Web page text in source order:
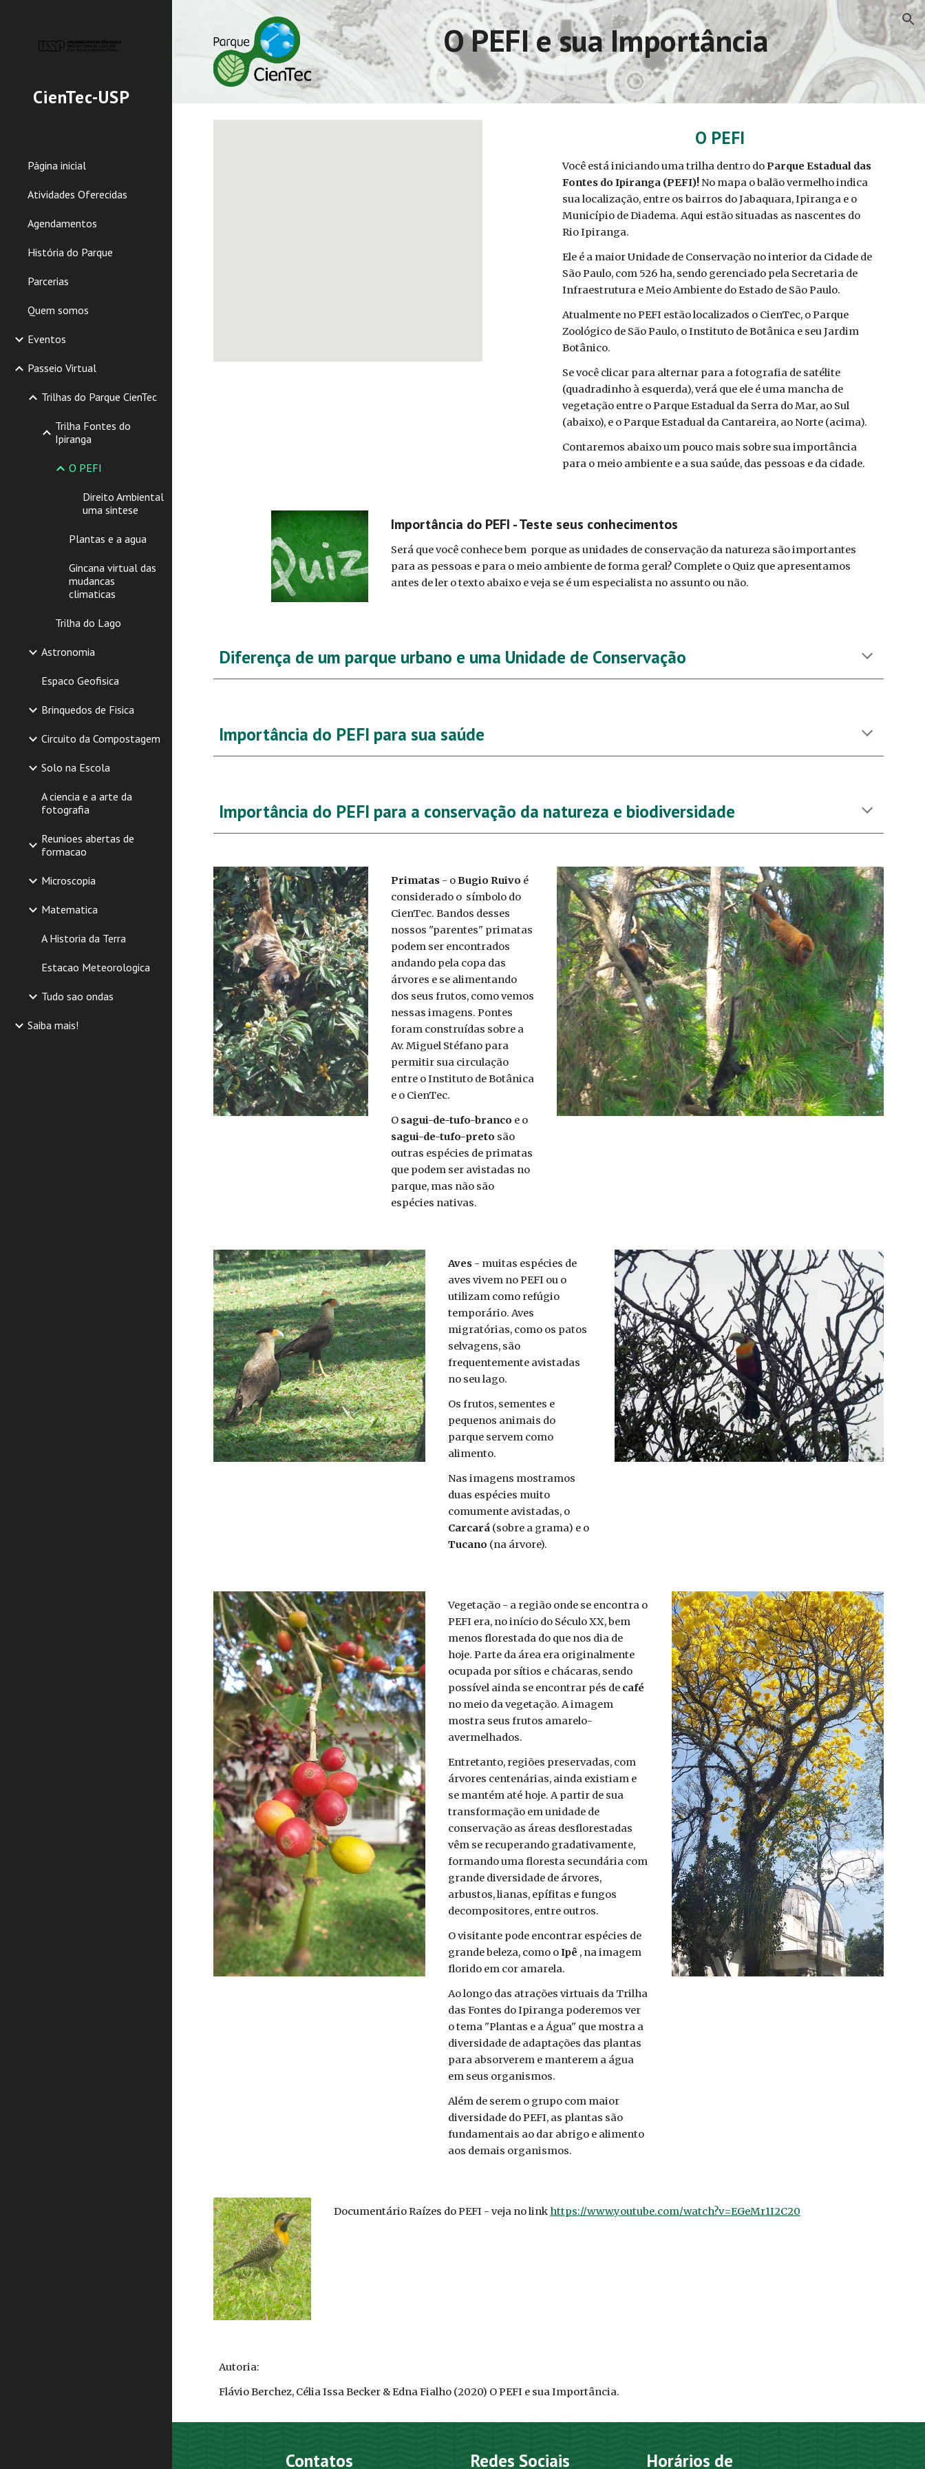
Skip to main content Skip to navigation
CienTec-USP
Página inicial
Atividades Oferecidas
Agendamentos
História do Parque
Parcerias
Quem somos
Eventos
Passeio Virtual
Trilhas do Parque CienTec
Trilha Fontes do
Ipiranga
O PEFI
Direito Ambiental
uma sintese
Plantas e a agua
Gincana virtual das
mudancas
climaticas
Trilha do Lago
Astronomia
Espaco Geofisica
Brinquedos de Fisica
Circuito da Compostagem
Solo na Escola
A ciencia e a arte da
fotografia
Reunioes abertas de
formacao
Microscopia
Matematica
A Historia da Terra
Estacao Meteorologica
Tudo sao ondas
Saiba mais!
O PEFI e sua Importância
O PEFI
Você está iniciando uma trilha dentro doParque Estadual das
Fontes do Ipiranga (PEFI)!No mapa o balão vermelho indica
sua localização, entre os bairros do Jabaquara, Ipiranga e o
Município de Diadema. Aqui estão situadas as nascentes do
Rio Ipiranga.
Ele é a maior Unidade de Conservação no interior da Cidade de
São Paulo, com 526 ha, sendo gerenciado pela Secretaria de
Infraestrutura e Meio Ambiente do Estado de São Paulo.
Atualmente no PEFI estão localizados o CienTec, o Parque
Zoológico de São Paulo, o Instituto de Botânica e seu Jardim
Botânico.
Se você clicar para alternar para a fotografia de satélite
(quadradinho à esquerda), verá que ele é uma mancha de
vegetação entre o Parque Estadual da Serra do Mar, ao Sul
(abaixo), e o Parque Estadual da Cantareira, ao Norte (acima).
Contaremos abaixo um pouco mais sobre sua importância
para o meio ambiente e a sua saúde, das pessoas e da cidade.
Importância do PEFI - Teste seus conhecimentos
Será que você conhece bem porque as unidades de conservação da natureza são importantes
para as pessoas e para o meio ambiente de forma geral? Complete o Quiz que apresentamos
antes de ler o texto abaixo e veja se é um especialista no assunto ou não.
Diferença de um parque urbano e uma Unidade de Conservação
Importância do PEFI para sua saúde
Importância do PEFI para a conservação da natureza e biodiversidade
Primatas- oBugio Ruivo é
considerado o símbolo do
CienTec. Bandos desses
nossos "parentes" primatas
podem ser encontrados
andando pela copa das
árvores e se alimentando
dos seus frutos, como vemos
nessas imagens. Pontes
foram construídas sobre a
Av. Miguel Stéfano para
permitir sua circulação
entre o Instituto de Botânica
e o CienTec.
O sagui-de-tufo-branco e o
sagui-de-tufo-preto são
outras espécies de primatas
que podem ser avistadas no
parque, mas não são
espécies nativas.
Aves - muitas espécies de
aves vivem no PEFI ou o
utilizam como refúgio
temporário. Aves
migratórias, como os patos
selvagens, são
frequentemente avistadas
no seu lago.
Os frutos, sementes e
pequenos animais do
parque servem como
alimento.
Nas imagens mostramos
duas espécies muito
comumente avistadas, o
Carcará (sobre a grama) e o
Tucano (na árvore).
Vegetação - a região onde se encontra o
PEFI era, no início do Século XX, bem
menos florestada do que nos dia de
hoje. Parte da área era originalmente
ocupada por sítios e chácaras, sendo
possível ainda se encontrar pés de café
no meio da vegetação. A imagem
mostra seus frutos amarelo-
avermelhados.
Entretanto, regiões preservadas, com
árvores centenárias, ainda existiam e
se mantém até hoje. A partir de sua
transformação em unidade de
conservação as áreas desflorestadas
vêm se recuperando gradativamente,
formando uma floresta secundária com
grande diversidade de árvores,
arbustos, lianas, epífitas e fungos
decompositores, entre outros.
O visitante pode encontrar espécies de
grande beleza, como oIpê , na imagem
florido em cor amarela.
Ao longo das atrações virtuais da Trilha
das Fontes do Ipiranga poderemos ver
o tema "Plantas e a Água" que mostra a
diversidade de adaptações das plantas
para absorverem e manterem a água
em seus organismos.
Além de serem o grupo com maior
diversidade do PEFI, as plantas são
fundamentais ao dar abrigo e alimento
aos demais organismos.
Documentário Raízes do PEFI - veja no link https://www.youtube.com/watch?v=EGeMr1I2C20
Autoria:
Flávio Berchez, Célia Issa Becker & Edna Fialho (2020) O PEFI e sua Importância.
Contatos Redes Sociais Horários de